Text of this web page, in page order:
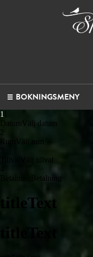
BOKNINGSMENY
1
DatumVälj datum
2
Rum
Välj rum
Välj tillval
Betalning
Betalning
titleText